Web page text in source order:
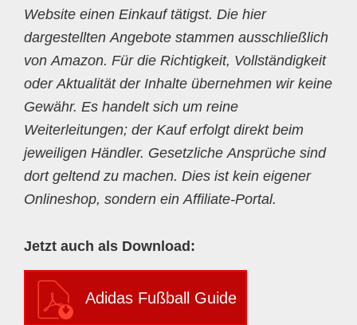
Website einen Einkauf tätigst. Die hier
dargestellten Angebote stammen ausschließlich
von Amazon. Für die Richtigkeit, Vollständigkeit
oder Aktualität der Inhalte übernehmen wir keine
Gewähr. Es handelt sich um reine
Weiterleitungen; der Kauf erfolgt direkt beim
jeweiligen Händler. Gesetzliche Ansprüche sind
dort geltend zu machen. Dies ist kein eigener
Onlineshop, sondern ein Affiliate-Portal.
Jetzt auch als Download:
Adidas Fußball Guide